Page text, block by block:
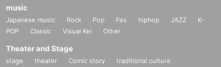
music
Japanese music Rock Pop Fes hiphop JAZZ
K-
POP
Classic Visual Kei Other
Theater and Stage
stage theater Comic story
traditional culture